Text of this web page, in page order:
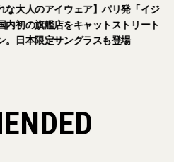
着フェス®︎」に
年秋冬ファッ
【おしゃれな大人
ピジ」が国内初の
にオープン。日本